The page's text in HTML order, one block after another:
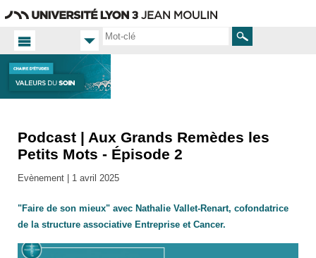
Rechercher
Accueil
Actualités
Podcast | Aux Grands Remèdes les
Petits Mots - Épisode 2
Evènement | 1 avril 2025
"Faire de son mieux" avec Nathalie Vallet-Renart, cofondatrice
de la structure associative Entreprise et Cancer.